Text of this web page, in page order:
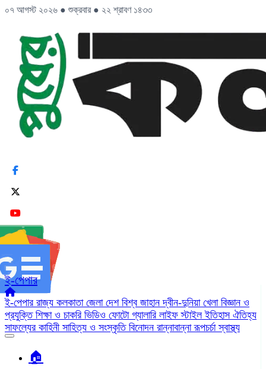
০৭ আগস্ট ২০২৬ ● শুক্রবার ● ২২ শ্রাবণ ১৪৩৩
ই-পেপার
ই-পেপার রাজ্য কলকাতা জেলা দেশ বিশ্ব জাহানদ্বীন-দুনিয়া খেলা বিজ্ঞান ও
প্রযুক্তি শিক্ষা ও চাকরি ভিডিও ফোটো গ্যালারি লাইফ স্টাইলইতিহাস ঐতিহ্য
সাফল্যের কাহিনী সাহিত্য ও সংস্কৃতি বিনোদন রান্নাবান্নারূপচর্চাস্বাস্থ্য
🏠︎